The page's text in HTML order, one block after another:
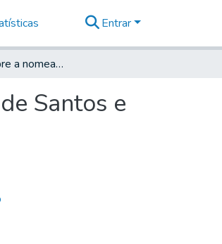
Entrar
Carta Régia sobre a nomeação de capelão para a guarnição de Santos e número de soldados ali existentes
Santos e